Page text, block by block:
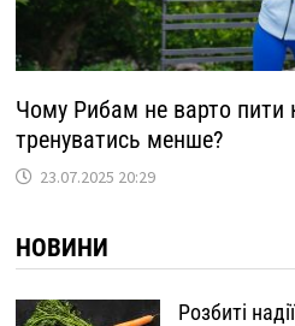
Чому Рибам не варто
тренуватись менше?
23.07.2025 20:29
НОВИНИ
Розбиті